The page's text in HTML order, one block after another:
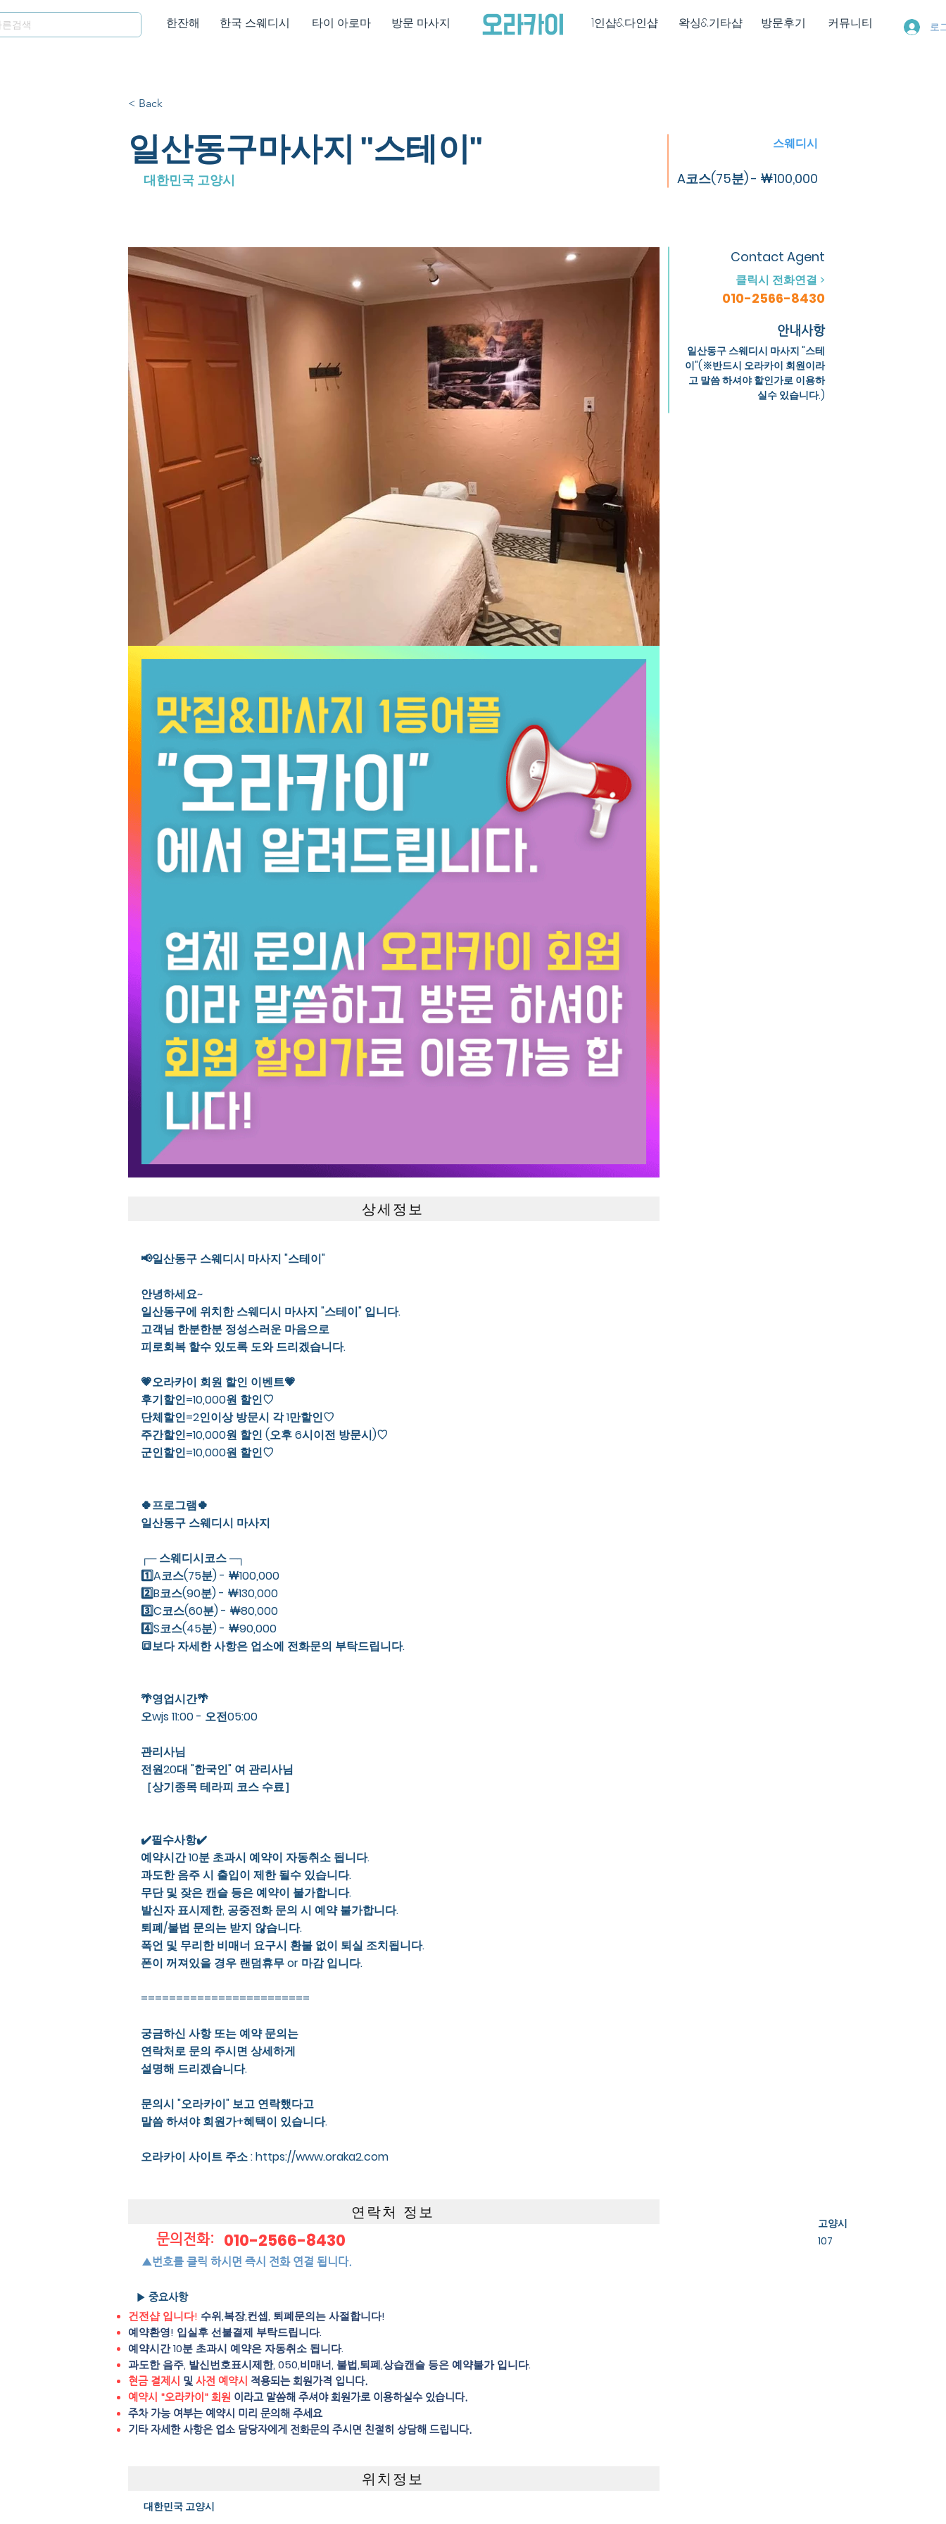
한국 스웨디시
한잔해 타이 아로마 방문 마사지 1인샵&다인샵 왁싱&기타샵 방문후기 커뮤니티 로
< Back
일산동구마사지 "스테이"
대한민국 고양시
스웨디시
A코스(75분) - ￦100,000
Contact Agent
클릭시 전화연결 >
010-2566-8430
일산동구 스웨디시 마사지 "스테
이"(※반드시 오라카이 회원이라
고 말씀 하셔야 할인가로 이용하
실수 있습니다.)
안내사항
상세정보
📢일산동구 스웨디시 마사지 "스테이"
안녕하세요~
일산동구에 위치한 스웨디시 마사지 "스테이" 입니다.
고객님 한분한분 정성스러운 마음으로
피로회복 할수 있도록 도와 드리겠습니다.
💗오라카이 회원 할인 이벤트💗
후기할인=10,000원 할인♡
단체할인=2인이상 방문시 각 1만할인♡
주간할인=10,000원 할인 (오후 6시이전 방문시)♡
군인할인=10,000원 할인♡
🍀프로그램🍀
일산동구 스웨디시 마사지
┌─ 스웨디시코스 ─┐
1️⃣A코스(75분) - ￦100,000
2️⃣B코스(90분) - ￦130,000
3️⃣C코스(60분) - ￦80,000
4️⃣S코스(45분) - ￦90,000
🔳보다 자세한 사항은 업소에 전화문의 부탁드립니다.
🌴영업시간🌴
오wjs 11:00 - 오전05:00
관리사님
전원20대 "한국인" 여 관리사님
［상기종목 테라피 코스 수료］
✔️필수사항✔️
예약시간 10분 초과시 예약이 자동취소 됩니다.
과도한 음주 시 출입이 제한 될수 있습니다.
무단 및 잦은 캔슬 등은 예약이 불가합니다.
발신자 표시제한, 공중전화 문의 시 예약 불가합니다.
퇴폐/불법 문의는 받지 않습니다.
폭언 및 무리한 비매너 요구시 환불 없이 퇴실 조치됩니다.
폰이 꺼져있을 경우 랜덤휴무 or 마감 입니다.
========================
궁금하신 사항 또는 예약 문의는
연락처로 문의 주시면 상세하게
설명해 드리겠습니다.
문의시 "오라카이" 보고 연락했다고
말씀 하셔야 회원가+혜택이 있습니다.
오라카이 사이트 주소 :https://www.oraka2.com
연락처 정보
문의전화: 010-2566-8430
▲번호를 클릭 하시면 즉시 전화 연결 됩니다.
▶ 중요사항
건전샵 입니다! 수위,복장,컨셉, 퇴폐문의는 사절합니다!
예약환영! 입실후 선불결제 부탁드립니다.
예약시간 10분 초과시 예약은 자동취소 됩니다.
과도한 음주, 발신번호표시제한, 050,비매너, 불법,퇴폐,상습캔슬 등은 예약불가 입니다.
현금 결제시 및 사전 예약시 적용되는 회원가격 입니다.
예약시 "오라카이" 회원 이라고 말씀해 주셔야 회원가로 이용하실수 있습니다.
주차 가능 여부는 예약시 미리 문의해 주세요
​기타 자세한 사항은 업소 담당자에게 전화문의 주시면 친절히 상담해 드립니다.
고양시
107
위치정보
대한민국 고양시